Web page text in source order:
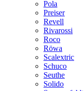
Pola
Preiser
Revell
Rivarossi
Roco
Röwa
Scalextric
Schuco
Seuthe
Solido